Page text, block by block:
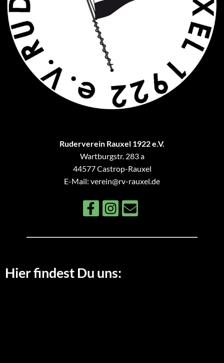
Ruderverein Rauxel 1922 e.V.
Wartburgstr. 283 a
44577 Castrop-Rauxel
E-Mail: verein@rv-rauxel.de
Hier findest Du uns: